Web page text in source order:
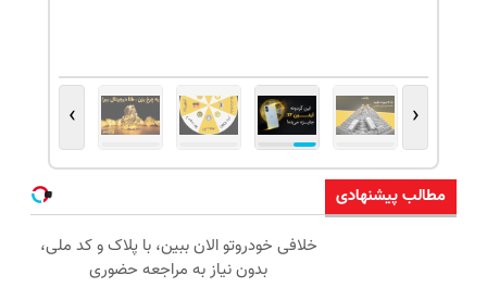
‹
›
مطالب پیشنهادی
خلافی خودروتو الان ببین، با پلاک و کد ملی،
بدون نیاز به مراجعه حضوری